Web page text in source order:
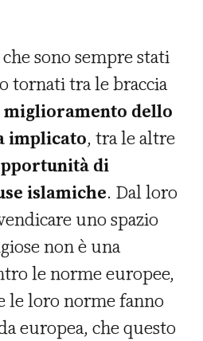
sono sempre stati
tornati tra le braccia
dello
implicato, tra le altre
di
islamiche. Dal loro
uno spazio
non è una
le norme europee,
le loro norme fanno
europea, che questo